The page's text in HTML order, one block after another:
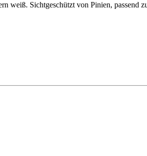
weiß. Sichtgeschützt von Pinien, passend